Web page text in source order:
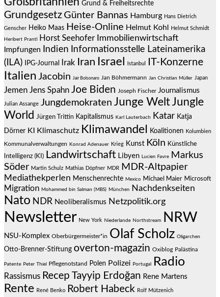
Grund & Freiheitsrechte
Grundgesetz Günter Bannas Hamburg Hans Dietrich
Genscher Heiko Maas Heise-Online Helmut Kohl Helmut Schmidt
Heribert Prantl Horst Seehofer Immobilienwirtschaft
Impfungen Indien Informationsstelle Lateinamerika
(ILA)
IPG-Journal Irak Iran Israel Istanbul IT-Konzerne
Italien Jacobin Jair Bolsonaro Jan Böhmermann Jan Christian Müller Japan
Jemen Jens Spahn Joe Biden Joseph Fischer Journalismus
Julian Assange Jungdemokraten Junge WeltJungle
World Jürgen Trittin Kapitalismus Karl Lauterbach Katar Katja
Dörner KI Klimaschutz Klimawandel Koalitionen Kolumbien
Kommunalverwaltungen Konrad Adenauer Krieg Kunst Köln Künstliche
Intelligenz (KI) Landwirtschaft Libyen Lucien Favre
Markus
Söder Martin Schulz Mathias Döpfner MDR MDR-Altpapier
Mediathekperlen Menschenrechte Mexico Michael Maier Microsoft
Migration Mohammed bin Salman (MBS) München Nachdenkseiten
Nato NDR Neoliberalismus Netzpolitik.org
Newsletter New York Niederlande Northstream NRW
NSU-Komplex Oberbürgermeister*in Olaf Scholz Oligarchen
Otto-Brenner-Stiftung overton-magazin Oxiblog Palästina
Patente Peter Thiel Pflegenotstand Polen Polizei Portugal Radio
Rassismus Recep Tayyip Erdoğan Rene Martens
Rente René Benko Robert Habeck Rolf Mützenich